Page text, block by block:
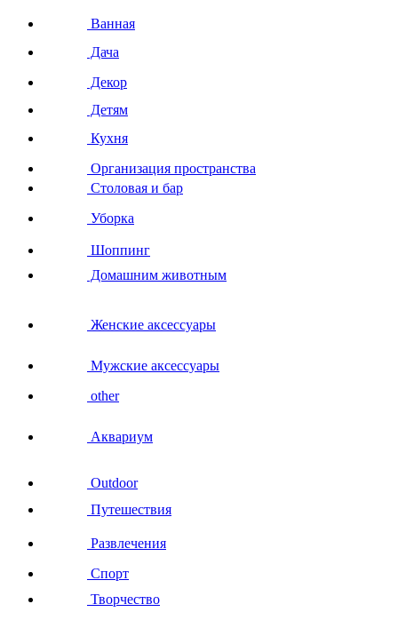
Ванная
Дача
Декор
Детям
Кухня
Организация пространства
Столовая и бар
Уборка
Шоппинг
Домашним животным
Женские аксессуары
Мужские аксессуары
other
Аквариум
Outdoor
Путешествия
Развлечения
Спорт
Творчество